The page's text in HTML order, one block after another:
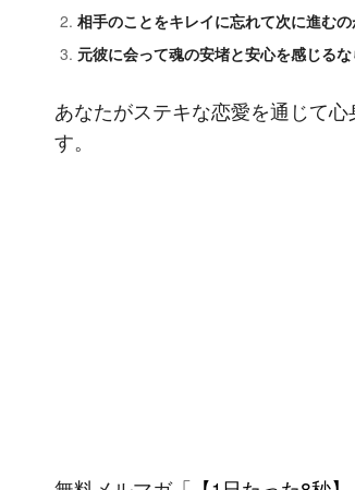
相手のことをキレイに忘れて次に進む
元彼に会って魂の安堵と安心を感じる
あなたがステキな恋愛を通じて
す。